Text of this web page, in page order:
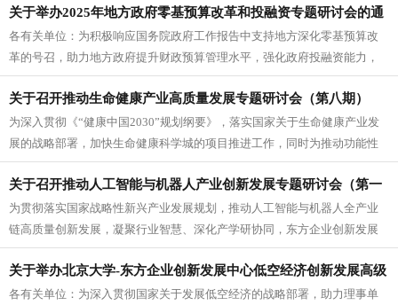
关于举办2025年地方政府零基预算改革和投融资专题研讨会的通
知
各有关单位：为积极响应国务院政府工作报告中支持地方深化零基预算改
革的号召，助力地方政府提升财政预算管理水平，强化政府投融资能力，
东方企业创新发展中心公共效能提升...
关于召开推动生命健康产业高质量发展专题研讨会（第八期）
暨“2025功能性食品创新发展大会”筹备会的通知
为深入贯彻《“健康中国2030”规划纲要》，落实国家关于生命健康产业发
展的战略部署，加快生命健康科学城的项目推进工作，同时为推动功能性
食品行业创新发展与标准化建...
关于召开推动人工智能与机器人产业创新发展专题研讨会（第一
期）的通知
为贯彻落实国家战略性新兴产业发展规划，推动人工智能与机器人全产业
链高质量创新发展，凝聚行业智慧、深化产学研协同，东方企业创新发展
中心决定召开“人工智能与机器人产...
关于举办北京大学-东方企业创新发展中心低空经济创新发展高级
人才研修班的通知
各有关单位：为深入贯彻国家关于发展低空经济的战略部署，助力理事单